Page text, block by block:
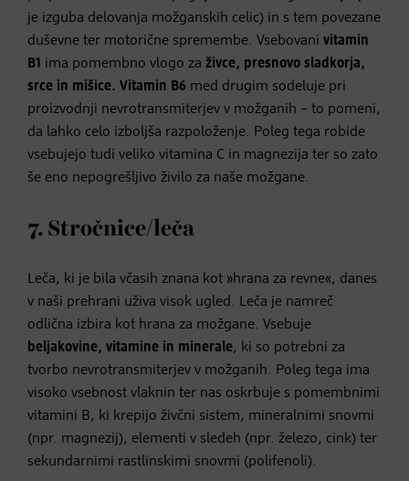
je izguba delovanja možganskih celic) in s tem povezane
duševne ter motorične spremembe. Vsebovani vitamin
B1 ima pomembno vlogo za živce, presnovo sladkorja,
srce in mišice. Vitamin B6 med drugim sodeluje pri
proizvodnji nevrotransmiterjev v možganih – to pomeni,
da lahko celo izboljša razpoloženje. Poleg tega robide
vsebujejo tudi veliko vitamina C in magnezija ter so zato
še eno nepogrešljivo živilo za naše možgane.
7. Stročnice/leča
Leča, ki je bila včasih znana kot »hrana za revne«, danes
v naši prehrani uživa visok ugled. Leča je namreč
odlična izbira kot hrana za možgane. Vsebuje
beljakovine, vitamine in minerale, ki so potrebni za
tvorbo nevrotransmiterjev v možganih. Poleg tega ima
visoko vsebnost vlaknin ter nas oskrbuje s pomembnimi
vitamini B, ki krepijo živčni sistem, mineralnimi snovmi
(npr. magnezij), elementi v sledeh (npr. železo, cink) ter
sekundarnimi rastlinskimi snovmi (polifenoli).